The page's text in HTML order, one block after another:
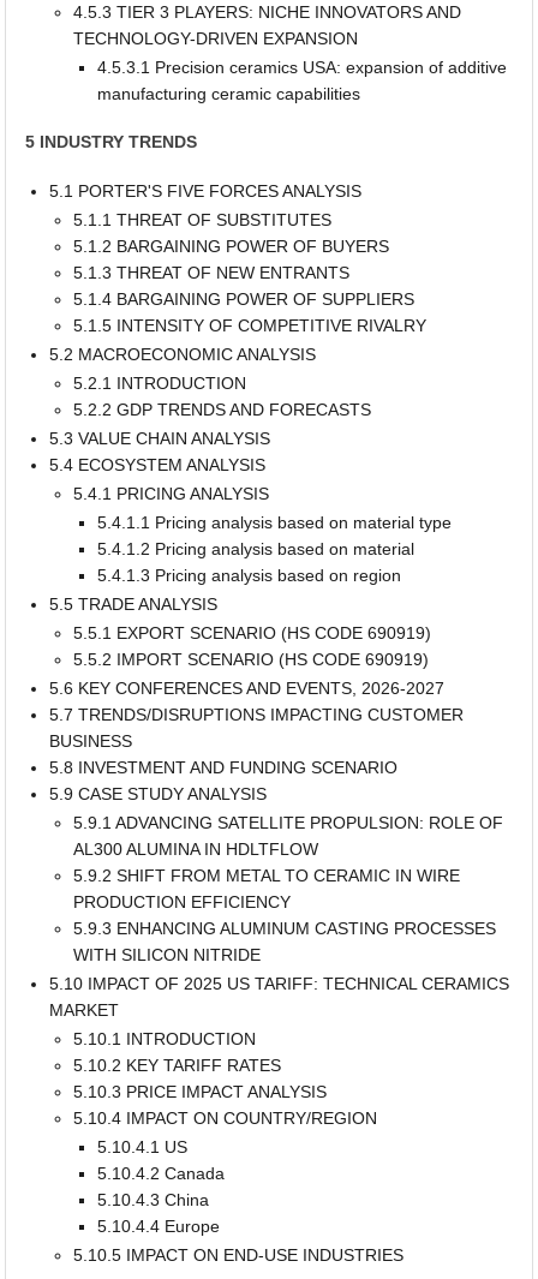
4.5.3 TIER 3 PLAYERS: NICHE INNOVATORS AND
TECHNOLOGY-DRIVEN EXPANSION
4.5.3.1 Precision ceramics USA: expansion of additive
manufacturing ceramic capabilities
5 INDUSTRY TRENDS
5.1 PORTER'S FIVE FORCES ANALYSIS
5.1.1 THREAT OF SUBSTITUTES
5.1.2 BARGAINING POWER OF BUYERS
5.1.3 THREAT OF NEW ENTRANTS
5.1.4 BARGAINING POWER OF SUPPLIERS
5.1.5 INTENSITY OF COMPETITIVE RIVALRY
5.2 MACROECONOMIC ANALYSIS
5.2.1 INTRODUCTION
5.2.2 GDP TRENDS AND FORECASTS
5.3 VALUE CHAIN ANALYSIS
5.4 ECOSYSTEM ANALYSIS
5.4.1 PRICING ANALYSIS
5.4.1.1 Pricing analysis based on material type
5.4.1.2 Pricing analysis based on material
5.4.1.3 Pricing analysis based on region
5.5 TRADE ANALYSIS
5.5.1 EXPORT SCENARIO (HS CODE 690919)
5.5.2 IMPORT SCENARIO (HS CODE 690919)
5.6 KEY CONFERENCES AND EVENTS, 2026-2027
5.7 TRENDS/DISRUPTIONS IMPACTING CUSTOMER
BUSINESS
5.8 INVESTMENT AND FUNDING SCENARIO
5.9 CASE STUDY ANALYSIS
5.9.1 ADVANCING SATELLITE PROPULSION: ROLE OF
AL300 ALUMINA IN HDLTFLOW
5.9.2 SHIFT FROM METAL TO CERAMIC IN WIRE
PRODUCTION EFFICIENCY
5.9.3 ENHANCING ALUMINUM CASTING PROCESSES
WITH SILICON NITRIDE
5.10 IMPACT OF 2025 US TARIFF: TECHNICAL CERAMICS
MARKET
5.10.1 INTRODUCTION
5.10.2 KEY TARIFF RATES
5.10.3 PRICE IMPACT ANALYSIS
5.10.4 IMPACT ON COUNTRY/REGION
5.10.4.1 US
5.10.4.2 Canada
5.10.4.3 China
5.10.4.4 Europe
5.10.5 IMPACT ON END-USE INDUSTRIES